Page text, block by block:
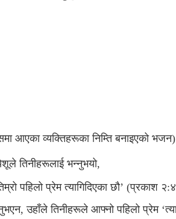
आएका व्यक्तिहरूका निम्ति बनाइएको
तिनीहरूलाई भन्नुभयो,
पहिलो प्रेम त्यागिदिएका छौ’ (प्रकाश
उहाँले तिनीहरूले आफ्नो पहिलो प्रेम